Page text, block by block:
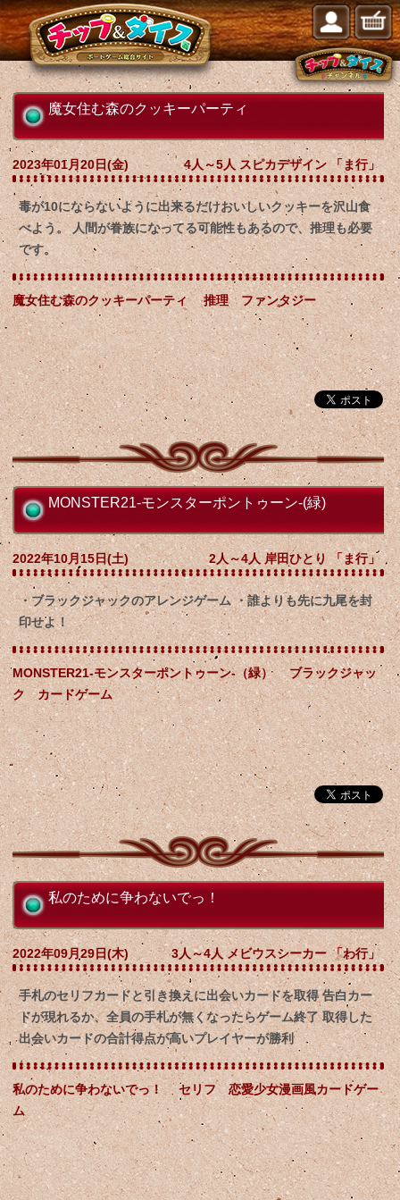
魔女住む森のクッキーパーティ
2023年01月20日(金) 4人～5人 スピカデザイン 「ま行」
毒が10にならないように出来るだけおいしいクッキーを沢山食
べよう。 人間が眷族になってる可能性もあるので、推理も必要
です。
魔女住む森のクッキーパーティ 推理 ファンタジー
MONSTER21-モンスターポントゥーン-(緑)
2022年10月15日(土) 2人～4人 岸田ひとり 「ま行」
・ブラックジャックのアレンジゲーム ・誰よりも先に九尾を封
印せよ！
MONSTER21-モンスターポントゥーン-（緑） ブラックジャッ
ク カードゲーム
私のために争わないでっ！
2022年09月29日(木) 3人～4人 メビウスシーカー 「わ行」
手札のセリフカードと引き換えに出会いカードを取得 告白カー
ドが現れるか、全員の手札が無くなったらゲーム終了 取得した
出会いカードの合計得点が高いプレイヤーが勝利
私のために争わないでっ！ セリフ 恋愛少女漫画風カードゲー
ム